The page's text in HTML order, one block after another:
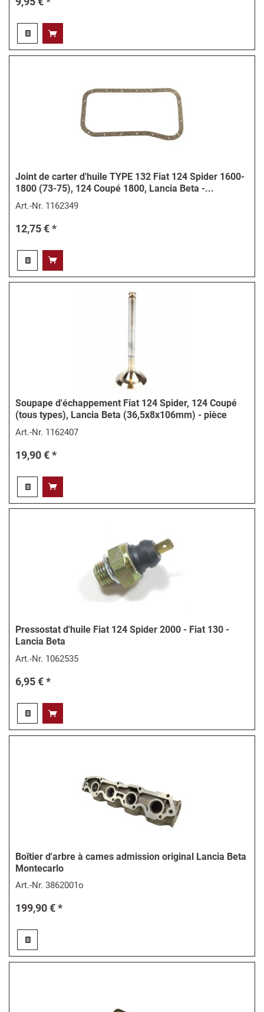
Joint de carter d'huile TYPE 132 Fiat 124 Spider 1600-
1800 (73-75), 124 Coupé 1800, Lancia Beta -...
Art.-Nr. 1162349
12,75 € *
Soupape d'échappement Fiat 124 Spider, 124 Coupé
(tous types), Lancia Beta (36,5x8x106mm) - pièce
Art.-Nr. 1162407
19,90 € *
Pressostat d'huile Fiat 124 Spider 2000 - Fiat 130 -
Lancia Beta
Art.-Nr. 1062535
6,95 € *
Boîtier d'arbre à cames admission original Lancia Beta
Montecarlo
Art.-Nr.3862001o
199,90 € *